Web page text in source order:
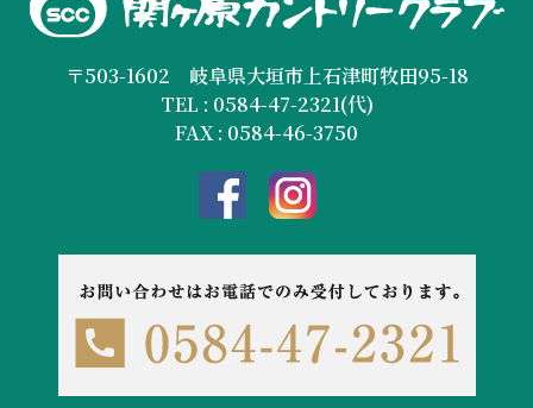
〒503-1602 岐阜県大垣市上石津町牧田95-18
TEL : 0584-47-2321(代)
FAX : 0584-46-3750